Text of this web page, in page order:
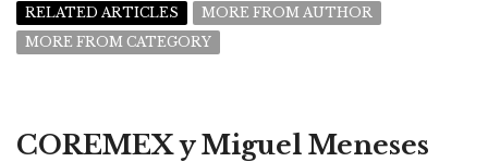
RELATED ARTICLES
MORE FROM AUTHOR
MORE FROM CATEGORY
COREMEX y Miguel Meneses